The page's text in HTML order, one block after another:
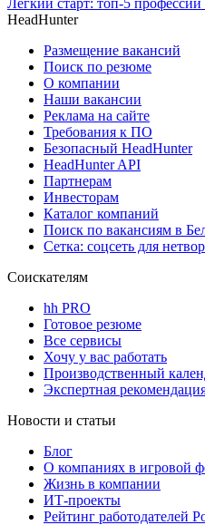
HeadHunter
Размещение вакансий
Поиск по резюме
О компании
Наши вакансии
Реклама на сайте
Требования к ПО
Безопасный HeadHunter
HeadHunter API
Партнерам
Инвесторам
Каталог компаний
Поиск по вакансиям в
Сетка: соцсеть для
Соискателям
hh PRO
Готовое резюме
Все сервисы
Хочу у вас работать
Производственный
Экспертная
Новости и статьи
Блог
О компаниях в игровой
Жизнь в компании
ИТ-проекты
Рейтинг работодателей